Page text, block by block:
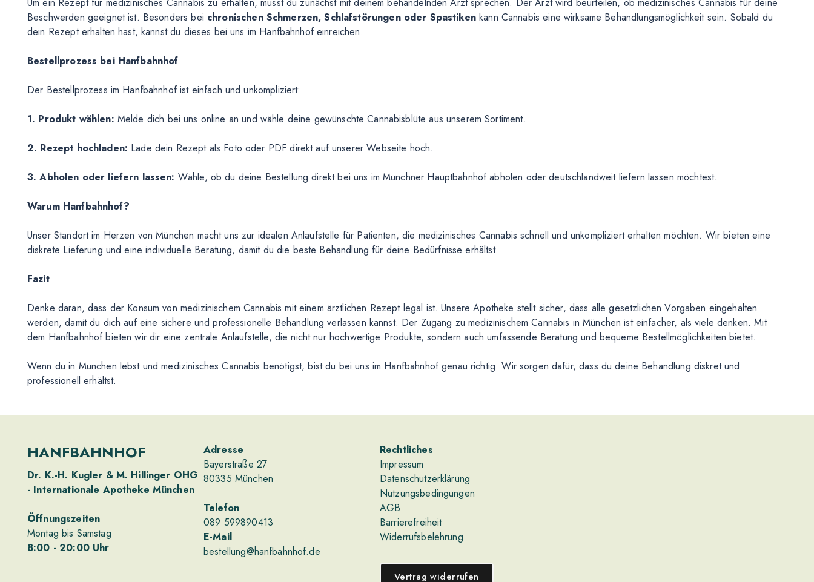
Beschwerden geeignet ist. Besonders bei chronischen Schmerzen, Schlafstörungen oder Spastikenkann Cannabis eine wirksame Behandlungsmöglichkeit sein. Sobald du
dein Rezept erhalten hast, kannst du dieses bei uns im Hanfbahnhof einreichen.
Bestellprozess bei Hanfbahnhof
Der Bestellprozess im Hanfbahnhof ist einfach und unkompliziert:
1. Produkt wählen: Melde dich bei uns online an und wähle deine gewünschte Cannabisblüte aus unserem Sortiment.
2. Rezept hochladen: Lade dein Rezept als Foto oder PDF direkt auf unserer Webseite hoch.
3. Abholen oder liefern lassen: Wähle, ob du deine Bestellung direkt bei uns im Münchner Hauptbahnhof abholen oder deutschlandweit liefern lassen möchtest.
Warum Hanfbahnhof?
Unser Standort im Herzen von München macht uns zur idealen Anlaufstelle für Patienten, die medizinisches Cannabis schnell und unkompliziert erhalten möchten. Wir bieten eine
diskrete Lieferung und eine individuelle Beratung, damit du die beste Behandlung für deine Bedürfnisse erhältst.
Fazit
Denke daran, dass der Konsum von medizinischem Cannabis mit einem ärztlichen Rezept legal ist. Unsere Apotheke stellt sicher, dass alle gesetzlichen Vorgaben eingehalten
werden, damit du dich auf eine sichere und professionelle Behandlung verlassen kannst. Der Zugang zu medizinischem Cannabis in München ist einfacher, als viele denken. Mit
dem Hanfbahnhof bieten wir dir eine zentrale Anlaufstelle, die nicht nur hochwertige Produkte, sondern auch umfassende Beratung und bequeme Bestellmöglichkeiten bietet.
Wenn du in München lebst und medizinisches Cannabis benötigst, bist du bei uns im Hanfbahnhof genau richtig. Wir sorgen dafür, dass du deine Behandlung diskret und
professionell erhältst.
HANFBAHNHOF
Dr. K.-H. Kugler & M. Hillinger OHG
- Internationale Apotheke München
Öffnungszeiten
Montag bis Samstag
8:00 - 20:00Uhr
Adresse
Bayerstraße 27
80335 München
Telefon
089 599890413
E-Mail
bestellung@hanfbahnhof.de
Rechtliches
Impressum
Datenschutzerklärung
Nutzungsbedingungen
AGB
Barrierefreiheit
Widerrufsbelehrung
Vertrag widerrufen